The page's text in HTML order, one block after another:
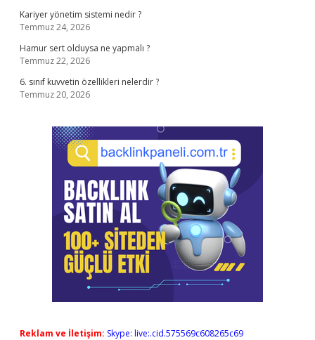
Kariyer yönetim sistemi nedir ?
Temmuz 24, 2026
Hamur sert olduysa ne yapmalı ?
Temmuz 22, 2026
6. sınıf kuvvetin özellikleri nelerdir ?
Temmuz 20, 2026
Reklam ve İletişim: Skype: live:.cid.575569c608265c69